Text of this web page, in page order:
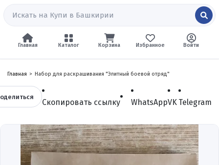
Главная Каталог Войти
Избранное
Корзина
Главная Набор для раскрашивания "Элитный боевой отряд"
Скопировать ссылку WhatsAppVK Telegram